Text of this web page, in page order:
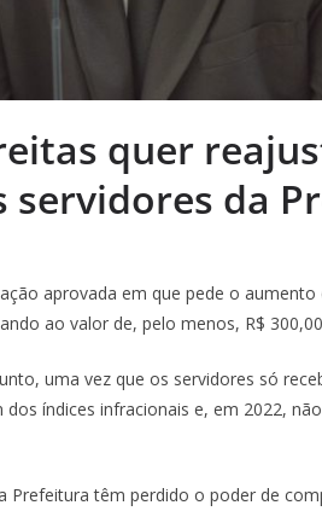
quer
servidores da
aprovada em que pede o
ao valor de, pelo menos, R$
uma vez que os servidores só
índices infracionais e, em 2022,
Prefeitura têm perdido o poder de